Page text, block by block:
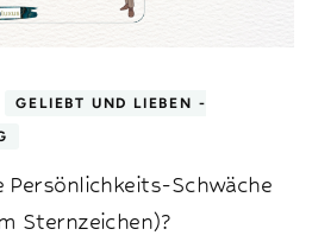
GELIEBT UND LIEBEN -
Schwäche
Sternzeichen)?